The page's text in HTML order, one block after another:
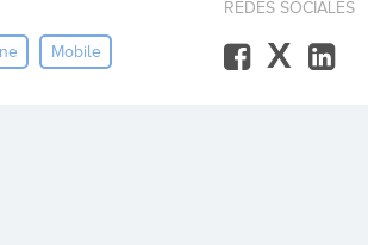
Mobile
REDES SOCIALES
X